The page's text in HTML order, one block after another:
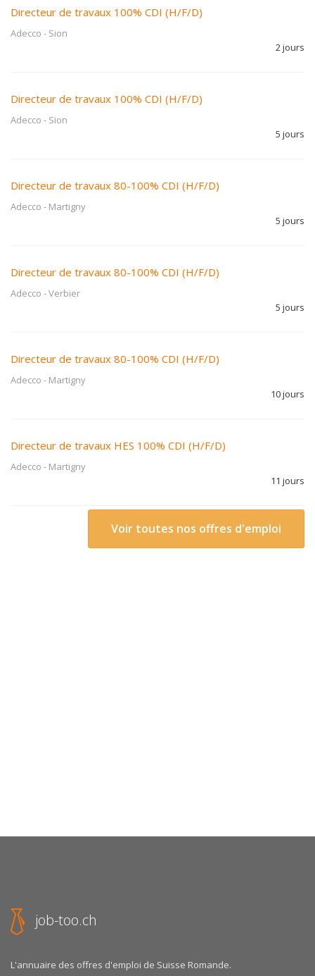
Directeur de travaux 100% CDI (H/F/D)
Adecco - Sion
2 jours
Directeur de travaux 100% CDI (H/F/D)
Adecco - Sion
5 jours
Directeur de travaux 80-100% CDI (H/F/D)
Adecco - Martigny
5 jours
Directeur de travaux 80-100% CDI (H/F/D)
Adecco -Verbier
5 jours
Directeur de travaux 80-100% CDI (H/F/D)
Adecco - Martigny
10 jours
Directeur de travaux HES 100% CDI (H/F/D)
Adecco - Martigny
11 jours
Voir toutes nos offres d'emploi
job-too.ch
L'annuaire des offres d'emploi de Suisse Romande.